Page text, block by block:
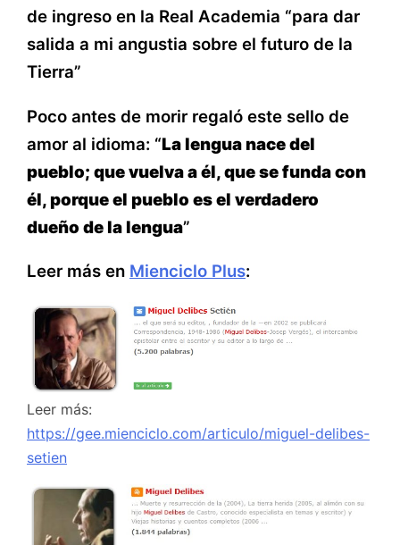
de ingreso en la Real Academia “para dar
salida a mi angustia sobre el futuro de la
Tierra”
Poco antes de morir regaló este sello de
amor al idioma: “La lengua nace del
pueblo; que vuelva a él, que se funda con
él, porque el pueblo es el verdadero
dueño de la lengua”
Leer más en Mienciclo Plus:
Leer más:
https://gee.mienciclo.com/articulo/miguel-delibes-
setien